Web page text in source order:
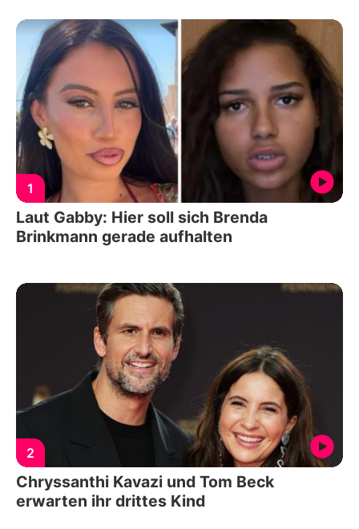
1
Laut Gabby: Hier soll sich Brenda
Brinkmann gerade aufhalten
2
Chryssanthi Kavazi und Tom Beck
erwarten ihr drittes Kind